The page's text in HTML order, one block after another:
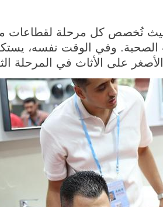
تُخصص كل مرحلة
الصحية. وفي الوقت نفسه،
على الأثاث في المرحلة